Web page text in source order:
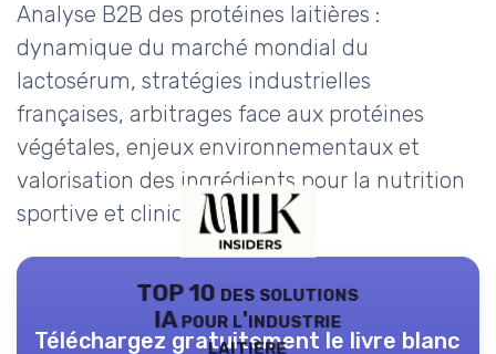
Analyse B2B des protéines laitières :
dynamique du marché mondial du
lactosérum, stratégies industrielles
françaises, arbitrages face aux protéines
végétales, enjeux environnementaux et
valorisation des ingrédients pour la nutrition
sportive et clinique.
TOP 10 des solutions
IA pour l'industrie
laitière
Téléchargez gratuitement le livre blanc